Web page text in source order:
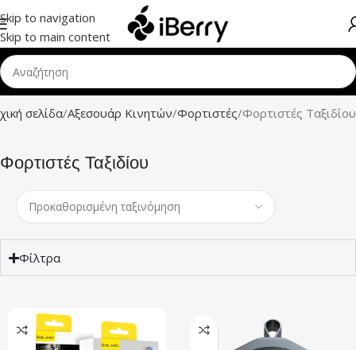
Skip to navigation
Skip to main content
σελίδα Αξεσουάρ Κινητών Φορτιστές Φορτιστές Ταξιδίου
Φορτιστές Ταξιδίου
Φίλτρα